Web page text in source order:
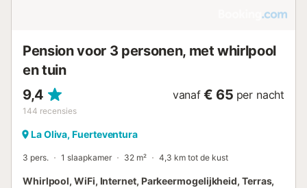
Pension voor 3 personen, met whirlpool
en tuin
9,4
144 recensies
vanaf € 65 per nacht
La Oliva, Fuerteventura
3 pers. 1 slaapkamer 32 m² 4,3 km tot de kust
Whirlpool, WiFi, Internet, Parkeermogelijkheid, Terras,